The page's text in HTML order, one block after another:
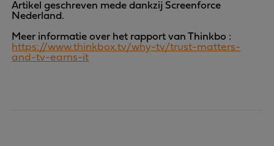
Artikel geschreven mede dankzij Screenforce
Nederland.
Meer informatie over het rapport van Thinkbo :
https://www.thinkbox.tv/why-tv/trust-matters-
and-tv-earns-it